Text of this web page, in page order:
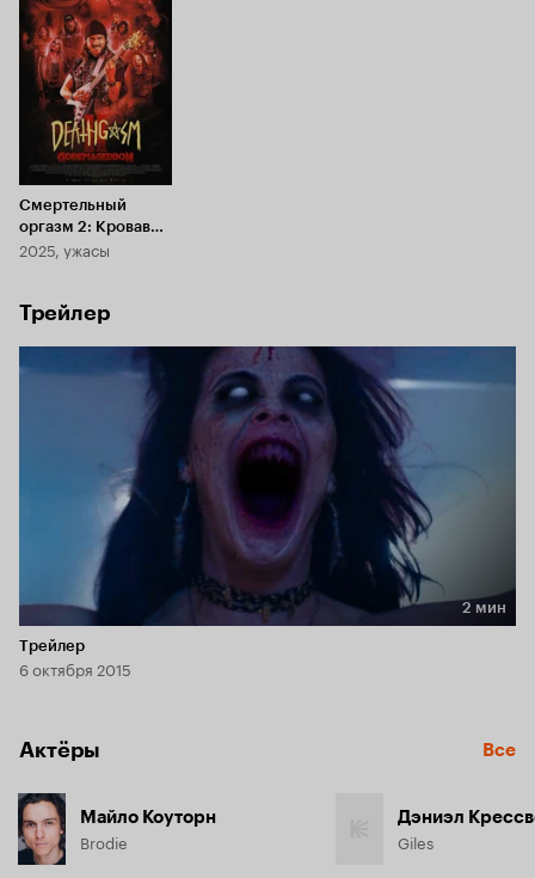
Смертельный
оргазм 2: Кровавый
армагеддон
2025, ужасы
Трейлер
Длительность 2 мин
2 мин
Трейлер
6 октября 2015
Актёры Все
Майло Коуторн
Brodie
Дэниэл
Giles